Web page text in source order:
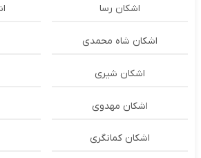
اشکان رسا
اشکان شاه محمدی
اشکان شیری
اشکان مهدوی
اشکان‌ کمانگری